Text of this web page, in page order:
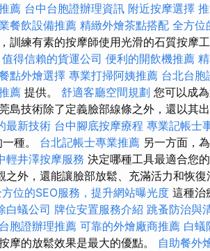
薦 台中台胞證辦理資訊 附近按摩選擇
餐飲設備推薦 精緻外燴茶點搭配 全方位
訓練有素的按摩師使用光滑的石質按摩
值得信賴的貨運公司 便利的開飲機推薦
點外燴選擇 專業打掃阿姨推薦 台北台胞
薦 提供。 舒適客廳空間規劃 您可以成
島技術除了定義臉部線條之外，還以其
最新技術 台中腳底按摩療程 專業記帳士
種。 台北記帳士專業推薦 另一方面，
輕井澤按摩服務 決定哪種工具最適合您
外，還能讓臉部放鬆、充滿活力和恢復
位的SEO服務，提升網站曝光度 這種治
白蟻公司 牌位安置服務介紹 跳蚤防治與
胞證辦理推薦 可靠的外燴廠商推薦 白蟻
摩的放鬆效果是最大的優點。 自助餐外